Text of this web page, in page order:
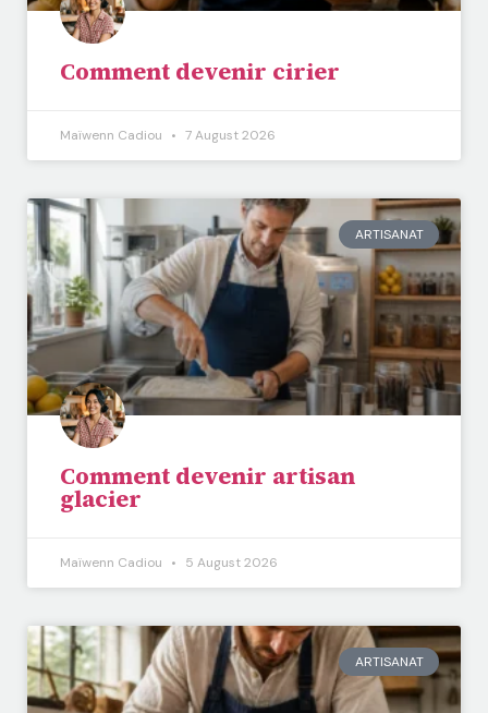
Comment devenir cirier
Maïwenn Cadiou 7 August 2026
ARTISANAT
Comment devenir artisan
glacier
Maïwenn Cadiou 5 August 2026
ARTISANAT